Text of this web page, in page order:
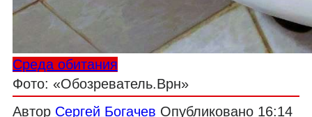
Среда обитания
Фото: «Обозреватель.Врн»
Автор Сергей Богачев Опубликовано 16:14